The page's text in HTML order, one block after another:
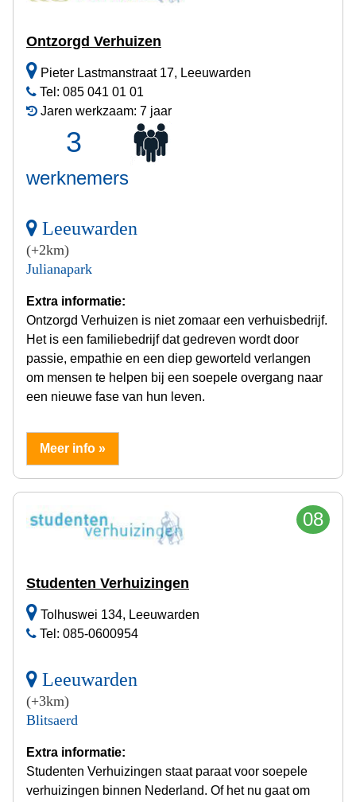
Ontzorgd Verhuizen
Pieter Lastmanstraat 17, Leeuwarden
Tel: 085 041 01 01
Jaren werkzaam: 7 jaar
3
werknemers
Leeuwarden
(+2km)
Julianapark
Extra informatie:
Ontzorgd Verhuizen is niet zomaar een verhuisbedrijf.
Het is een familiebedrijf dat gedreven wordt door
passie, empathie en een diep geworteld verlangen
om mensen te helpen bij een soepele overgang naar
een nieuwe fase van hun leven.
Meer info »
08
Studenten Verhuizingen
Tolhuswei 134, Leeuwarden
Tel: 085-0600954
Leeuwarden
(+3km)
Blitsaerd
Extra informatie:
Studenten Verhuizingen staat paraat voor soepele
verhuizingen binnen Nederland. Of het nu gaat om